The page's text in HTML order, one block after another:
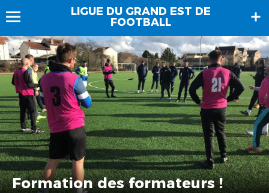
LIGUE DU GRAND EST DE
FOOTBALL
Formation des formateurs !